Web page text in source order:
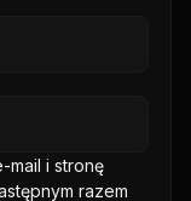
mail i stronę
razem